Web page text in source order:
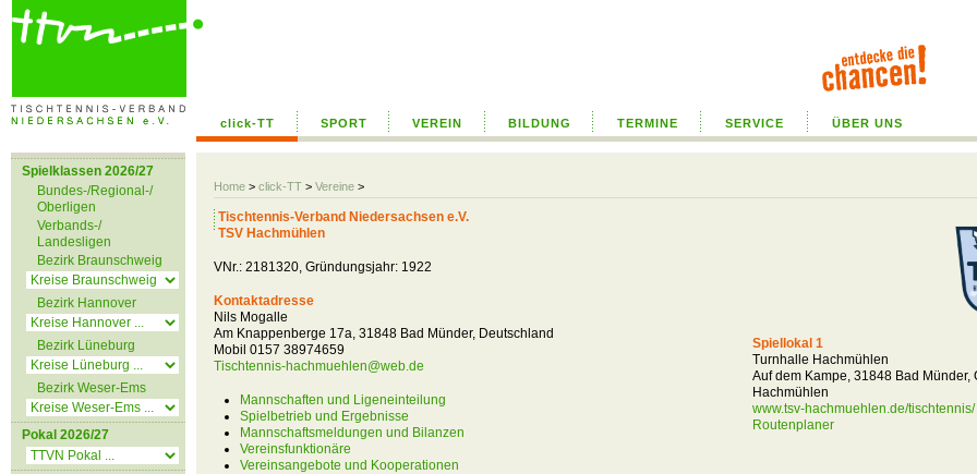
click-TT SPORT VEREIN BILDUNG TERMINE SERVICE ÜBER UNS
Home > click-TT > Vereine >
Spielklassen 2026/27
Bundes-/Regional-/
Oberligen
Verbands-/
Landesligen
Bezirk Braunschweig
Bezirk Hannover
Bezirk Lüneburg
Bezirk Weser-Ems
Pokal 2026/27
Tischtennis-Verband Niedersachsen e.V.
TSV Hachmühlen
VNr.: 2181320, Gründungsjahr: 1922
Kontaktadresse
Nils Mogalle
Am Knappenberge 17a, 31848 Bad Münder, Deutschland
Mobil 0157 38974659
Tischtennis-hachmuehlen@web.de
Mannschaften und Ligeneinteilung
Spielbetrieb und Ergebnisse
Mannschaftsmeldungen und Bilanzen
Vereinsfunktionäre
Vereinsangebote und Kooperationen
Spiellokal 1
Turnhalle Hachmühlen
Auf dem Kampe, 31848 Bad Münder,
Hachmühlen
www.tsv-hachmuehlen.de/tischtennis/
Routenplaner